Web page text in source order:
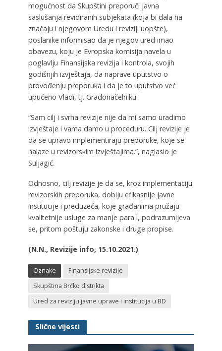
mogućnost da Skupštini preporuči javna
saslušanja revidiranih subjekata (koja bi dala na
značaju i njegovom Uredu i reviziji uopšte),
poslanike informisao da je njegov ured imao
obavezu, koju je Evropska komisija navela u
poglavlju Finansijska revizija i kontrola, svojih
godišnjih izvještaja, da naprave uputstvo o
provođenju preporuka i da je to uputstvo već
upućeno Vladi, tj. Gradonačelniku.
“Sam cilj i svrha revizije nije da mi samo uradimo
izvještaje i vama damo u proceduru. Cilj revizije je
da se upravo implementiraju preporuke, koje se
nalaze u revizorskim izvještajima.”, naglasio je
Suljagić.
Odnosno, cilj revizije je da se, kroz implementaciju
revizorskih preporuka, dobiju efikasnije javne
institucije i preduzeća, koje građanima pružaju
kvalitetnije usluge za manje para i, podrazumijeva
se, pritom poštuju zakonske i druge propise.
(N.N., Revizije info, 15.10.2021.)
Oznake
Finansijske revizije
Skupština Brčko distrikta
Ured za reviziju javne uprave i institucija u BD
Slične vijesti